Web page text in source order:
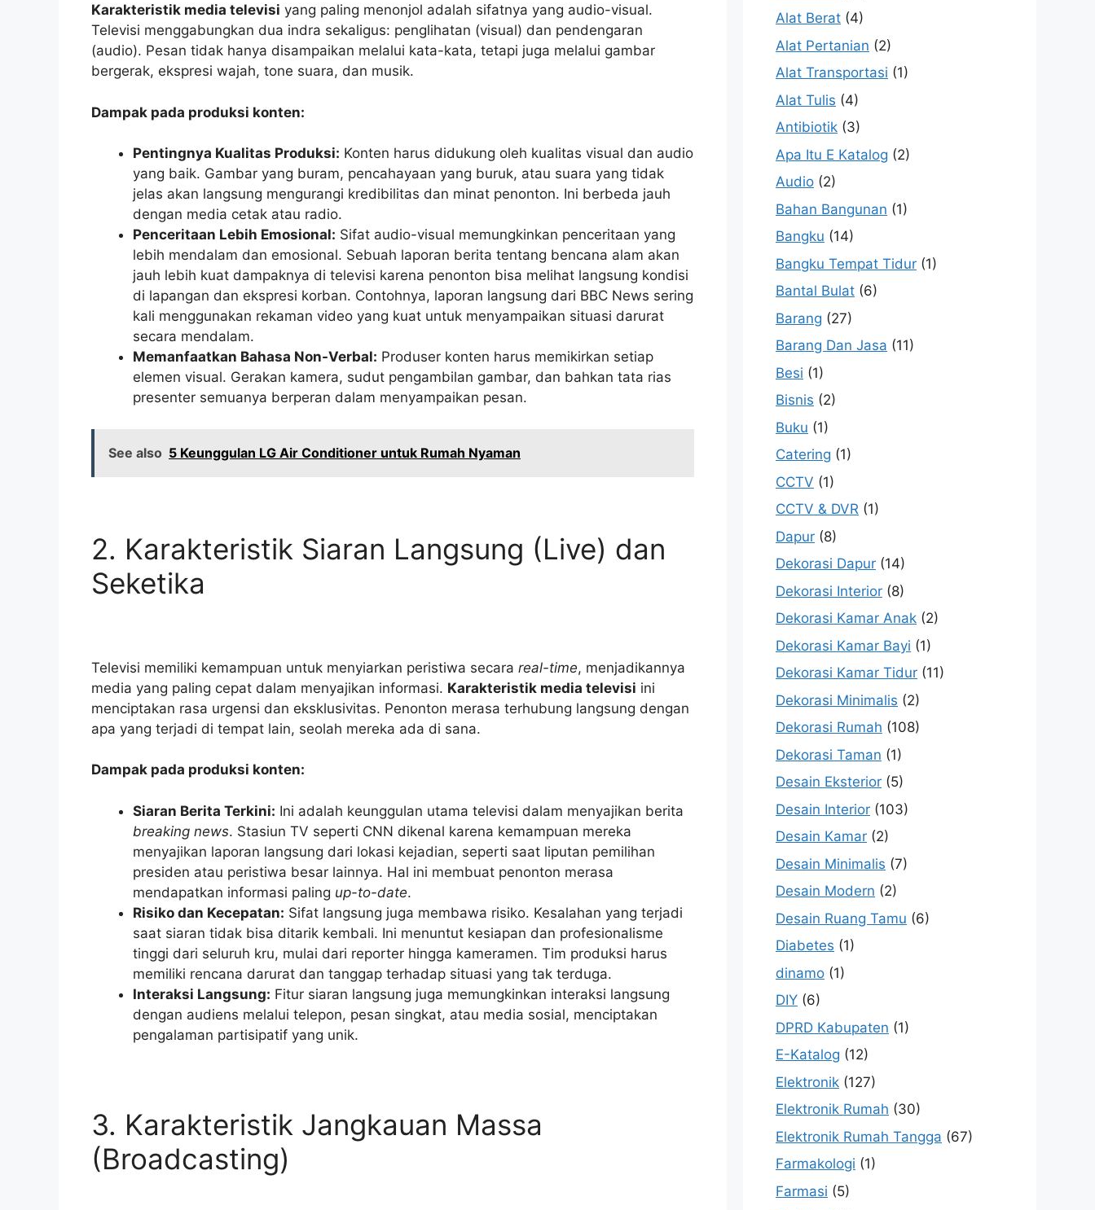
Karakteristik media televisi yang paling menonjol adalah sifatnya yang audio-visual.
Televisi menggabungkan dua indra sekaligus: penglihatan (visual) dan pendengaran
(audio). Pesan tidak hanya disampaikan melalui kata-kata, tetapi juga melalui gambar
bergerak, ekspresi wajah, tone suara, dan musik.
Dampak pada produksi konten:
Pentingnya Kualitas Produksi: Konten harus didukung oleh kualitas visual dan audio
yang baik. Gambar yang buram, pencahayaan yang buruk, atau suara yang tidak
jelas akan langsung mengurangi kredibilitas dan minat penonton. Ini berbeda jauh
dengan media cetak atau radio.
Penceritaan Lebih Emosional: Sifat audio-visual memungkinkan penceritaan yang
lebih mendalam dan emosional. Sebuah laporan berita tentang bencana alam akan
jauh lebih kuat dampaknya di televisi karena penonton bisa melihat langsung kondisi
di lapangan dan ekspresi korban. Contohnya, laporan langsung dari BBC News sering
kali menggunakan rekaman video yang kuat untuk menyampaikan situasi darurat
secara mendalam.
Memanfaatkan Bahasa Non-Verbal: Produser konten harus memikirkan setiap
elemen visual. Gerakan kamera, sudut pengambilan gambar, dan bahkan tata rias
presenter semuanya berperan dalam menyampaikan pesan.
See also 5 Keunggulan LG Air Conditioner untuk Rumah Nyaman
2. Karakteristik Siaran Langsung (Live) dan
Seketika
Televisi memiliki kemampuan untuk menyiarkan peristiwa secara real-time, menjadikannya
media yang paling cepat dalam menyajikan informasi. Karakteristik media televisi ini
menciptakan rasa urgensi dan eksklusivitas. Penonton merasa terhubung langsung dengan
apa yang terjadi di tempat lain, seolah mereka ada di sana.
Dampak pada produksi konten:
Siaran Berita Terkini: Ini adalah keunggulan utama televisi dalam menyajikan berita
breaking news. Stasiun TV seperti CNN dikenal karena kemampuan mereka
menyajikan laporan langsung dari lokasi kejadian, seperti saat liputan pemilihan
presiden atau peristiwa besar lainnya. Hal ini membuat penonton merasa
mendapatkan informasi paling up-to-date.
Risiko dan Kecepatan: Sifat langsung juga membawa risiko. Kesalahan yang terjadi
saat siaran tidak bisa ditarik kembali. Ini menuntut kesiapan dan profesionalisme
tinggi dari seluruh kru, mulai dari reporter hingga kameramen. Tim produksi harus
memiliki rencana darurat dan tanggap terhadap situasi yang tak terduga.
Interaksi Langsung: Fitur siaran langsung juga memungkinkan interaksi langsung
dengan audiens melalui telepon, pesan singkat, atau media sosial, menciptakan
pengalaman partisipatif yang unik.
3. Karakteristik Jangkauan Massa
(Broadcasting)
Alat Berat (4)
Alat Pertanian (2)
Alat Transportasi (1)
Alat Tulis (4)
Antibiotik (3)
Apa Itu E Katalog (2)
Audio (2)
Bahan Bangunan (1)
Bangku (14)
Bangku Tempat Tidur (1)
Bantal Bulat (6)
Barang (27)
Barang Dan Jasa (11)
Besi (1)
Bisnis (2)
Buku (1)
Catering (1)
CCTV (1)
CCTV & DVR (1)
Dapur (8)
Dekorasi Dapur (14)
Dekorasi Interior (8)
Dekorasi Kamar Anak (2)
Dekorasi Kamar Bayi (1)
Dekorasi Kamar Tidur (11)
Dekorasi Minimalis (2)
Dekorasi Rumah (108)
Dekorasi Taman (1)
Desain Eksterior (5)
Desain Interior (103)
Desain Kamar (2)
Desain Minimalis (7)
Desain Modern (2)
Desain Ruang Tamu (6)
Diabetes (1)
dinamo (1)
DIY (6)
DPRD Kabupaten (1)
E-Katalog (12)
Elektronik (127)
Elektronik Rumah (30)
Elektronik Rumah Tangga (67)
Farmakologi (1)
Farmasi (5)